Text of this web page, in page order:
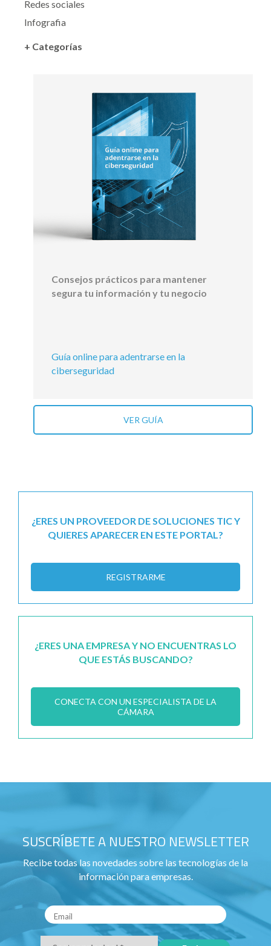
Redes sociales
Infografia
+ Categorías
Consejos prácticos para mantener
segura tu información y tu negocio
Guía online para adentrarse en la
ciberseguridad
VER GUÍA
¿ERES UN PROVEEDOR DE SOLUCIONES TIC Y
QUIERES APARECER EN ESTE PORTAL?
REGISTRARME
¿ERES UNA EMPRESA Y NO ENCUENTRAS LO
QUE ESTÁS BUSCANDO?
CONECTA CON UN ESPECIALISTA DE LA
CÁMARA
SUSCRÍBETE A NUESTRO NEWSLETTER
Recibe todas las novedades sobre las tecnologías de la
información para empresas.